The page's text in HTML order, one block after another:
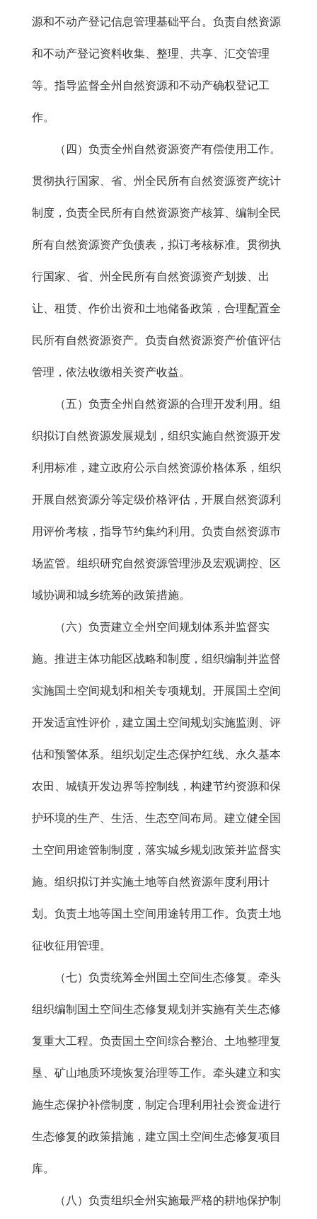
源和不动产登记信息管理基础平台。负责自然资源
和不动产登记资料收集、整理、共享、汇交管理
等。指导监督全州自然资源和不动产确权登记工
作。
（四）负责全州自然资源资产有偿使用工作。
贯彻执行国家、省、州全民所有自然资源资产统计
制度，负责全民所有自然资源资产核算、编制全民
所有自然资源资产负债表，拟订考核标准。贯彻执
行国家、省、州全民所有自然资源资产划拨、出
让、租赁、作价出资和土地储备政策，合理配置全
民所有自然资源资产。负责自然资源资产价值评估
管理，依法收缴相关资产收益。
（五）负责全州自然资源的合理开发利用。组
织拟订自然资源发展规划，组织实施自然资源开发
利用标准，建立政府公示自然资源价格体系，组织
开展自然资源分等定级价格评估，开展自然资源利
用评价考核，指导节约集约利用。负责自然资源市
场监管。组织研究自然资源管理涉及宏观调控、区
域协调和城乡统筹的政策措施。
（六）负责建立全州空间规划体系并监督实
施。推进主体功能区战略和制度，组织编制并监督
实施国土空间规划和相关专项规划。开展国土空间
开发适宜性评价，建立国土空间规划实施监测、评
估和预警体系。组织划定生态保护红线、永久基本
农田、城镇开发边界等控制线，构建节约资源和保
护环境的生产、生活、生态空间布局。建立健全国
土空间用途管制制度，落实城乡规划政策并监督实
施。组织拟订并实施土地等自然资源年度利用计
划。负责土地等国土空间用途转用工作。负责土地
征收征用管理。
（七）负责统筹全州国土空间生态修复。牵头
组织编制国土空间生态修复规划并实施有关生态修
复重大工程。负责国土空间综合整治、土地整理复
垦、矿山地质环境恢复治理等工作。牵头建立和实
施生态保护补偿制度，制定合理利用社会资金进行
生态修复的政策措施，建立国土空间生态修复项目
库。
（八）负责组织全州实施最严格的耕地保护制